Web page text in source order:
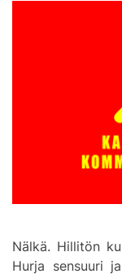
Nälkä. Hillitön
Hurja sensuuri